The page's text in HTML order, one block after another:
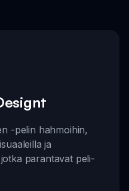
-pelin hahmoihin,
ja
parantavat peli-